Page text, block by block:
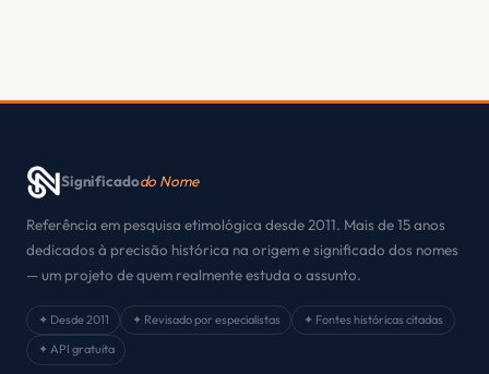
Significadodo Nome
Referência em pesquisa etimológica desde 2011. Mais de 15 anos
dedicados à precisão histórica na origem e significado dos nomes
— um projeto de quem realmente estuda o assunto.
✦ Desde 2011 ✦ Revisado por especialistas
✦ Fontes históricas citadas
✦ API gratuita